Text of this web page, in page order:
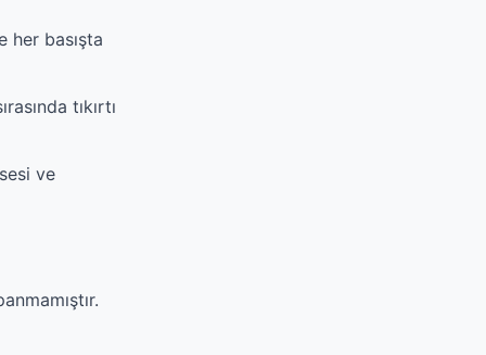
her basışta
tıkırtı
ve